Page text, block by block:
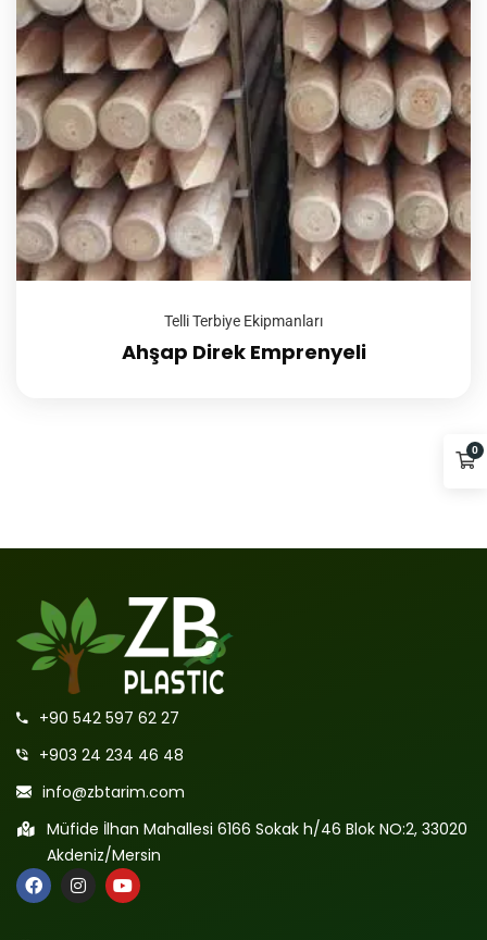
Telli Terbiye Ekipmanları
Ahşap Direk Emprenyeli
+90 542 597 62 27
+903 24 234 46 48
info@zbtarim.com
Müfide İlhan Mahallesi 6166 Sokak h/46 Blok NO:2, 33020
Akdeniz/Mersin
0